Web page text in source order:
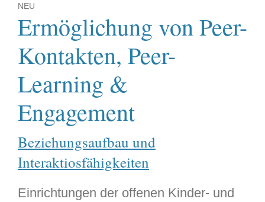
NEU
Ermöglichung von Peer-
Kontakten, Peer-
Learning &
Engagement
Beziehungsaufbau und
Interaktiosfähigkeiten
Einrichtungen der offenen Kinder- und